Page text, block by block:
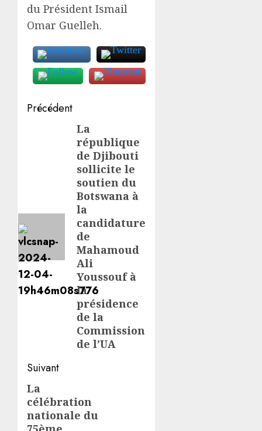
du Président Ismail
Omar Guelleh.
Navigation
d’article
Précédent
précédent:
La
république
de Djibouti
sollicite le
soutien du
Botswana à
la
candidature
de
Mahamoud
Ali
Youssouf à
la
présidence
de la
Commission
de l’UA
Suivant
Article
suivant:
La
célébration
nationale du